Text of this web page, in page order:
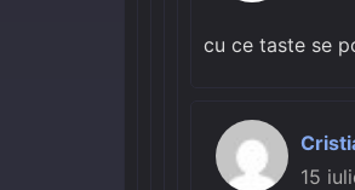
cu ce taste se
15